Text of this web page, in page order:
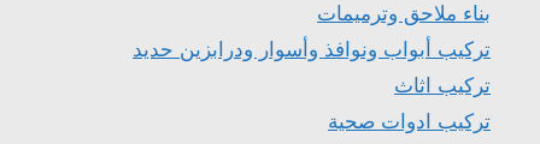
بناء ملاحق وترميمات
تركيب أبواب ونوافذ وأسوار ودرابزين حديد
تركيب اثاث
تركيب ادوات صحية